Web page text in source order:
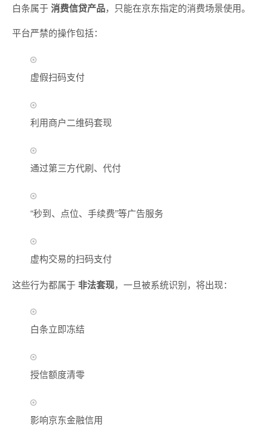
白条属于消费信贷产品，只能在京东指定的消费场景使用。
平台严禁的操作包括：
虚假扫码支付
利用商户二维码套现
通过第三方代刷、代付
“秒到、点位、手续费”等广告服务
虚构交易的扫码支付
这些行为都属于非法套现，一旦被系统识别，将出现：
白条立即冻结
授信额度清零
影响京东金融信用